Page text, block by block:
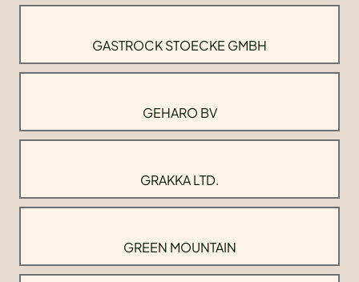
GASTROCK STOECKE GMBH
GEHARO BV
GRAKKA LTD.
GREEN MOUNTAIN